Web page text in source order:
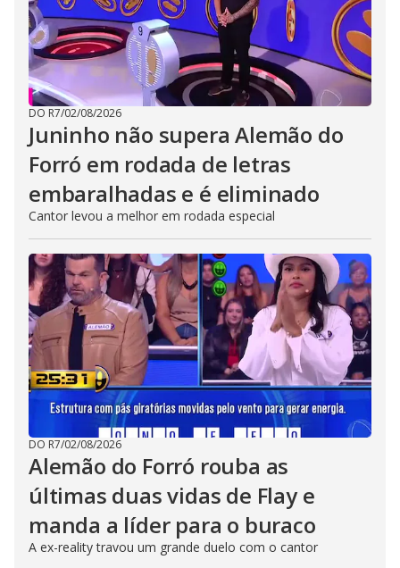
DO R7/02/08/2026
Juninho não supera Alemão do
Forró em rodada de letras
embaralhadas e é eliminado
Cantor levou a melhor em rodada especial
DO R7/02/08/2026
Alemão do Forró rouba as
últimas duas vidas de Flay e
manda a líder para o buraco
A ex-reality travou um grande duelo com o cantor